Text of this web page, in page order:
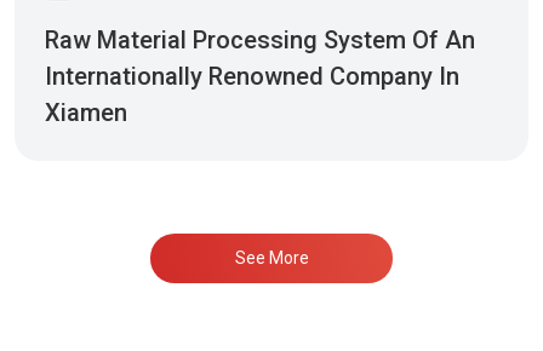
Raw Material Processing System Of An
Internationally Renowned Company In
Xiamen
See More